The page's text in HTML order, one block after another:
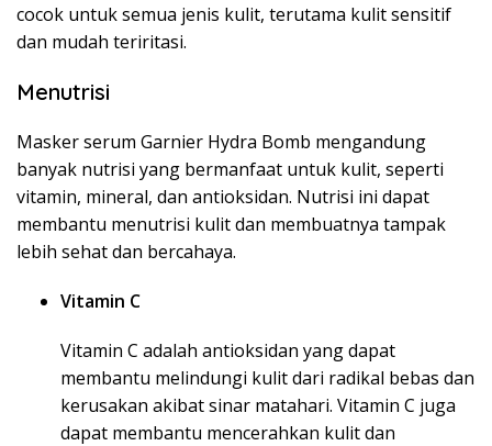
cocok untuk semua jenis kulit, terutama kulit sensitif
dan mudah teriritasi.
Menutrisi
Masker serum Garnier Hydra Bomb mengandung
banyak nutrisi yang bermanfaat untuk kulit, seperti
vitamin, mineral, dan antioksidan. Nutrisi ini dapat
membantu menutrisi kulit dan membuatnya tampak
lebih sehat dan bercahaya.
Vitamin C
Vitamin C adalah antioksidan yang dapat
membantu melindungi kulit dari radikal bebas dan
kerusakan akibat sinar matahari. Vitamin C juga
dapat membantu mencerahkan kulit dan